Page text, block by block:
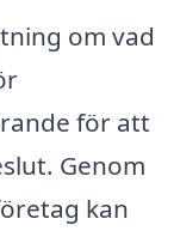
om vad
för att
Genom
kan